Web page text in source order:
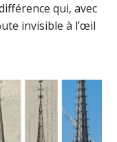
qui, avec
invisible à l’œil